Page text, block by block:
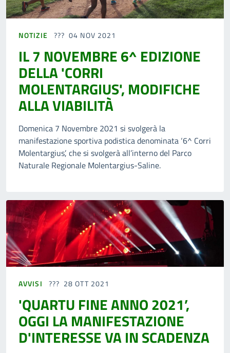
NOTIZIE 04 NOV 2021
IL 7 NOVEMBRE 6^ EDIZIONE
DELLA 'CORRI
MOLENTARGIUS', MODIFICHE
ALLA VIABILITÀ
Domenica 7 Novembre 2021 si svolgerà la
manifestazione sportiva podistica denominata ‘6^ Corri
Molentargius’, che si svolgerà all’interno del Parco
Naturale Regionale Molentargius-Saline.
AVVISI 28 OTT 2021
'QUARTU FINE ANNO 2021’,
OGGI LA MANIFESTAZIONE
D'INTERESSE VA IN SCADENZA